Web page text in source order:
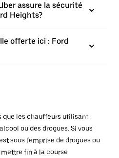
assure la sécurité
Heights?
offerte ici : Ford
que les chauffeurs utilisant
ou des drogues. Si vous
sous l'emprise de drogues ou
fin à la course